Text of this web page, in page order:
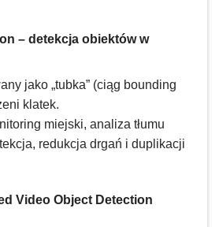
– detekcja obiektów w
jako „tubka” (ciąg bounding
klatek.
miejski, analiza tłumu
redukcja drgań i duplikacji
Video Object Detection